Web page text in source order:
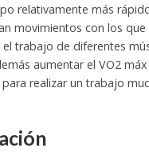
relativamente más
movimientos con los que
el trabajo de diferentes
aumentar el VO2
realizar un trabajo